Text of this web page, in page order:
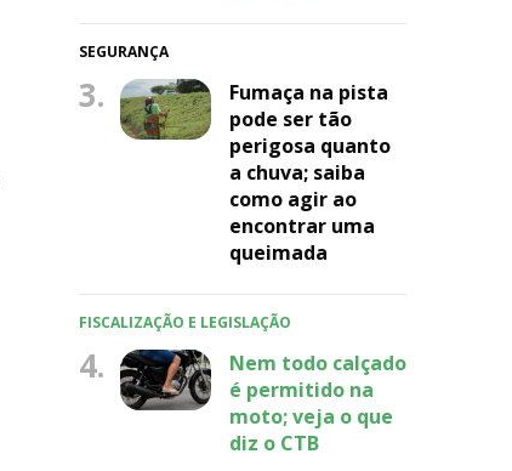
SEGURANÇA
3.
Fumaça na pista
pode ser tão
perigosa quanto
a chuva; saiba
como agir ao
encontrar uma
queimada
FISCALIZAÇÃO E LEGISLAÇÃO
4.
Nem todo calçado
é permitido na
moto; veja o que
diz o CTB